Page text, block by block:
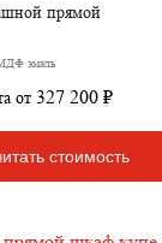
прямой
эмаль
от 327 200 ₽
стоимость